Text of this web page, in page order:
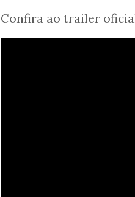
Confira ao trailer